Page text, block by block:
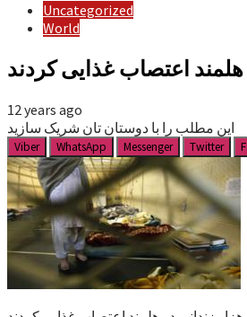
Uncategorized
World
اعتصاب غذایی کردند
12 years ago
این مطلب را با دوستان تان شریک سازید
Viber WhatsApp Messenger Twitter